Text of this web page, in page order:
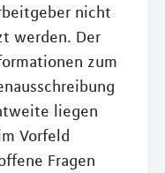
nicht
werden. Der
zum
liegen
Vorfeld
Fragen